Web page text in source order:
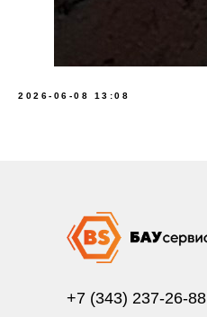
2026-06-08 13:08
+7 (343) 237-26-88